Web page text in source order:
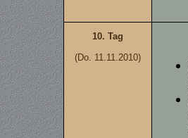
10. Tag
(Do. 11.11.2010)